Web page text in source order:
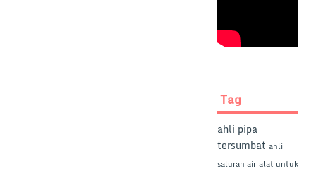
Tag
ahli pipa
tersumbat ahli
saluran air alat untuk